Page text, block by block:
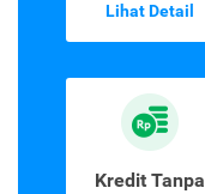
Lihat Detail
Kredit Tanpa